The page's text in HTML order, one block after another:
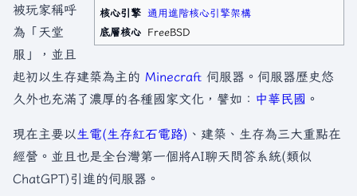
核心引擎
通用進階核心引擎架構
底層核心
FreeBSD
被玩家稱呼
為「天堂
服」，並且
起初以生存建築為主的 Minecraft 伺服器。伺服器歷史悠
久外也充滿了濃厚的各種國家文化，譬如： 中華民國 。
現在主要以 生電(生存紅石電路) 、建築、生存為三大重點在
經營。並且也是全台灣第一個將AI聊天問答系統(類似
ChatGPT)引進的伺服器。